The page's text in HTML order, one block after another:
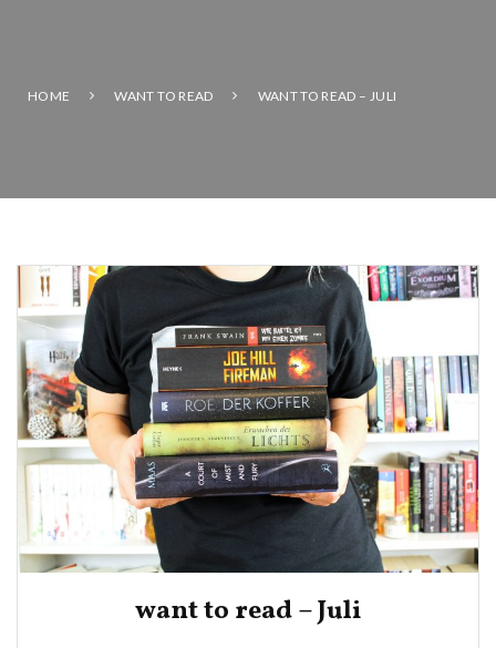
HOME WANT TO READ WANT TO READ – JULI
want to read – Juli